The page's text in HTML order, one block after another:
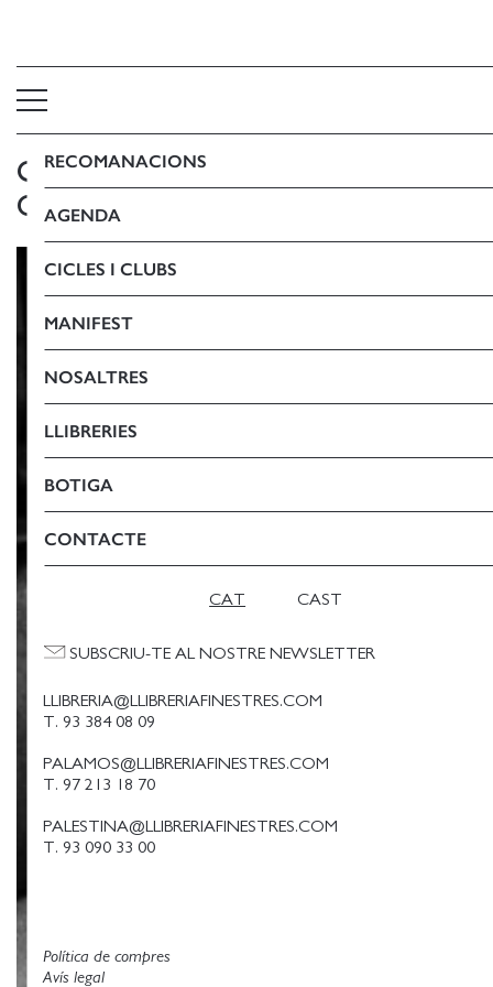
RECOMANACIONS
AGENDA
CICLES I CLUBS
MANIFEST
NOSALTRES
LLIBRERIES
BOTIGA
CONTACTE
CAST
CAT
SUBSCRIU-TE AL NOSTRE NEWSLETTER
LLIBRERIA@LLIBRERIAFINESTRES.COM
T. 93 384 08 09
PALAMOS@LLIBRERIAFINESTRES.COM
T. 97 213 18 70
PALESTINA@LLIBRERIAFINESTRES.COM
T. 93 090 33 00
Avís legal
Política de compres
QÜESTIONARI FINESTRES:
CARLOS ZANÓN